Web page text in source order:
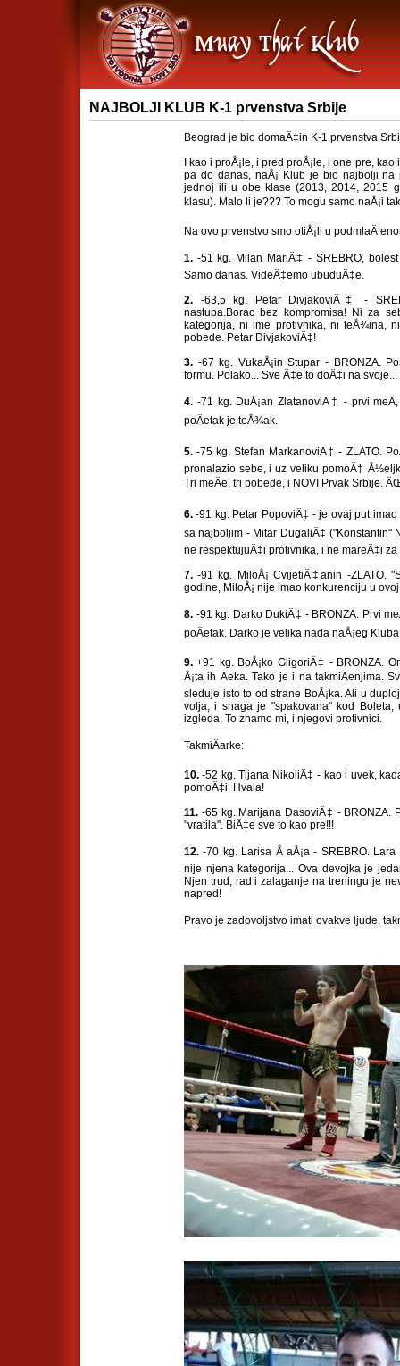
NAJBOLJI KLUB K-1 prvenstva Srbije
Beograd je bio domaÄ‡in K-1 prvenstva
I kao i proÅ¡le, i pred proÅ¡le, i one pre,
pa do danas, naÅ¡ Klub je bio najbolji
jednoj ili u obe klase (2013, 2014, 2015
klasu). Malo li je??? To mogu samo naÅ¡i
Na ovo prvenstvo smo otiÅ¡li u
1. -51 kg. Milan MariÄ‡ - SREBRO,
Samo danas. VideÄ‡emo ubuduÄ‡e.
2. -63,5 kg. Petar DivjakoviÄ‡ -
nastupa.Borac bez kompromisa! Ni za
kategorija, ni ime protivnika, ni teÅ¾ina,
pobede. Petar DivjakoviÄ‡!
3. -67 kg. VukaÅ¡in Stupar - BRONZA.
formu. Polako... Sve Ä‡e to doÄ‡i na svoje...
4. -71 kg. DuÅ¡an ZlatanoviÄ‡ - prvi
poÄetak je teÅ¾ak.
5. -75 kg. Stefan MarkanoviÄ‡ - ZLATO.
pronalazio sebe, i uz veliku pomoÄ‡
Tri meÄe, tri pobede, i NOVI Prvak Srbije.
6. -91 kg. Petar PopoviÄ‡ - je ovaj put
sa najboljim - Mitar DugaliÄ‡ ("Konstantin"
ne respektujuÄ‡i protivnika, i ne mareÄ‡i
7. -91 kg. MiloÅ¡ CvijetiÄ‡anin -ZLATO.
godine, MiloÅ¡ nije imao konkurenciju u
8. -91 kg. Darko DukiÄ‡ - BRONZA. Prvi
poÄetak. Darko je velika nada naÅ¡eg
9. +91 kg. BoÅ¡ko GligoriÄ‡ - BRONZA.
Å¡ta ih Äeka. Tako je i na takmiÄenjima.
sleduje isto to od strane BoÅ¡ka. Ali u
volja, i snaga je "spakovana" kod
izgleda, To znamo mi, i njegovi protivnici.
TakmiÄarke:
10. -52 kg. Tijana NikoliÄ‡ - kao i uvek,
pomoÄ‡i. Hvala!
11. -65 kg. Marijana DasoviÄ‡ - BRONZA.
"vratila". BiÄ‡e sve to kao pre!!!
12. -70 kg. Larisa Å aÅ¡a - SREBRO.
nije njena kategorija... Ova devojka je
Njen trud, rad i zalaganje na treningu je
napred!
Pravo je zadovoljstvo imati ovakve ljude,